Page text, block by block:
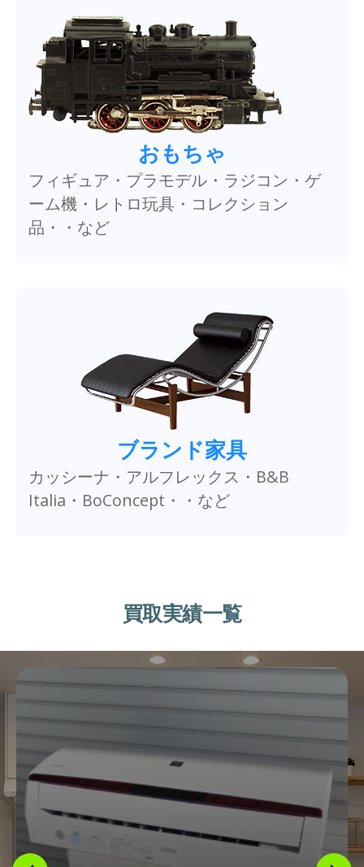
おもちゃ
フィギュア・プラモデル・ラジコン・ゲ
ーム機・レトロ玩具・コレクション
品・・など
ブランド家具
カッシーナ・アルフレックス・B&B
Italia・BoConcept・・など
買取実績一覧